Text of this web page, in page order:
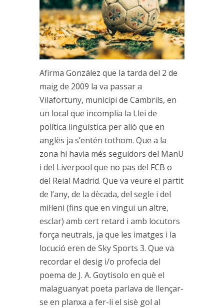
Afirma González que la tarda del 2 de
maig de 2009 la va passar a
Vilafortuny, municipi de Cambrils, en
un local que incomplia la Llei de
política lingüística per allò que en
anglès ja s’entén tothom. Que a la
zona hi havia més seguidors del ManU
i del Liverpool que no pas del FCB o
del Reial Madrid. Que va veure el partit
de l’any, de la dècada, del segle i del
mil·leni (fins que en vingui un altre,
esclar) amb cert retard i amb locutors
força neutrals, ja que les imatges i la
locució eren de Sky Sports 3. Que va
recordar el desig i/o profecia del
poema de J. A. Goytisolo en què el
malaguanyat poeta parlava de llençar-
se en planxa a fer-li el sisè gol al